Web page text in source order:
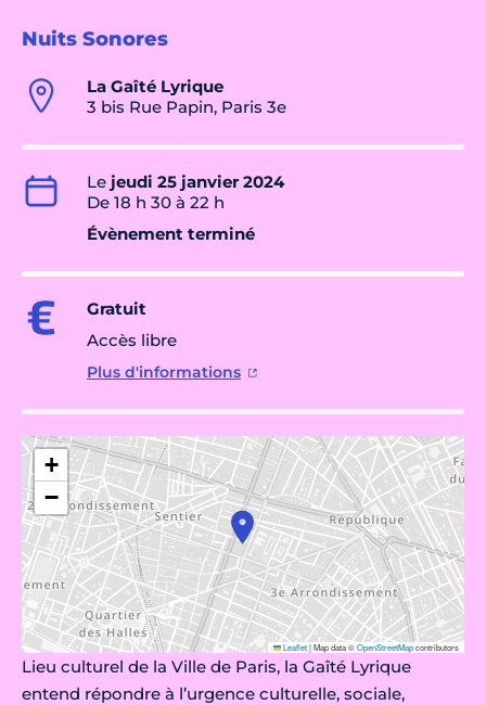
Nuits Sonores
La Gaîté Lyrique
3 bis Rue Papin, Paris 3e
Le jeudi 25 janvier 2024
De 18 h 30 à 22 h
Évènement terminé
Gratuit
Accès libre
Plus d'informations
+
−
Leaflet|Map data ©OpenStreetMapcontributors
Lieu culturel de la Ville de Paris, la Gaîté Lyrique
entend répondre à l’urgence culturelle, sociale,